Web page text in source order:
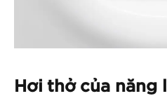
Hơi thở của năng